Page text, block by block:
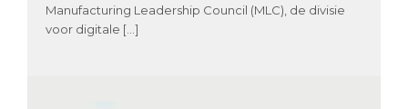
Manufacturing Leadership Council (MLC), de divisie
voor digitale […]